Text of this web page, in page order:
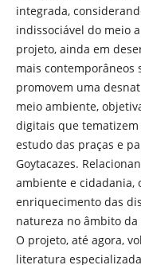
integrada,
indissociável do meio
projeto, ainda em
mais contemporâneos
promovem uma
meio ambiente,
digitais que
estudo das praças e
Goytacazes.
ambiente e
enriquecimento das
natureza no âmbito da
O projeto, até agora,
literatura